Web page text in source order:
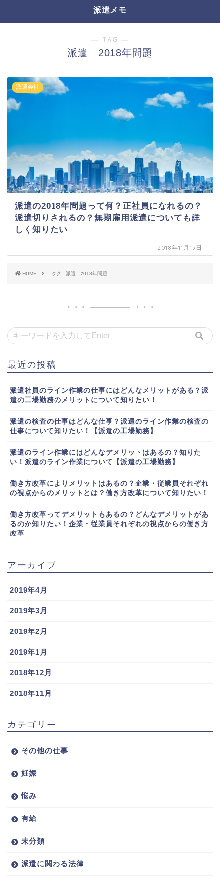
派遣メモ
― TAG ―
派遣 2018年問題
派遣会社
派遣の2018年問題って何？正社員になれるの？
派遣切りされるの？無期雇用派遣についても詳
しく知りたい
2018年11月15日
HOME タグ : 派遣 2018年問題
最近の投稿
派遣社員のライン作業の仕事にはどんなメリットがある？派
遣の工場勤務のメリットについて知りたい！
派遣の検査の仕事はどんな仕事？派遣のライン作業の検査の
仕事について知りたい！【派遣の工場勤務】
派遣のライン作業にはどんなデメリットはあるの？知りた
い！派遣のライン作業について【派遣の工場勤務】
働き方改革によりメリットはあるの？企業・従業員それぞれ
の視点からのメリットとは？働き方改革について知りたい！
働き方改革ってデメリットもあるの？どんなデメリットがあ
るのか知りたい！企業・従業員それぞれの視点からの働き方
改革
アーカイブ
2019年4月
2019年3月
2019年2月
2019年1月
2018年12月
2018年11月
カテゴリー
その他の仕事
妊娠
悩み
有給
未分類
派遣に関わる法律